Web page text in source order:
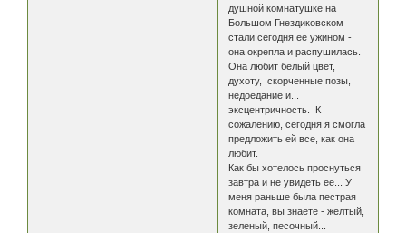
душной комнатушке на
Большом Гнездиковском
стали сегодня ее ужином -
она окрепла и распушилась.
Она любит белый цвет,
духоту, скорченные позы,
недоедание и...
эксцентричность. К
сожалению, сегодня я смогла
предложить ей все, как она
любит.
Как бы хотелось проснуться
завтра и не увидеть ее... У
меня раньше была пестрая
комната, вы знаете - желтый,
зеленый, песочный...